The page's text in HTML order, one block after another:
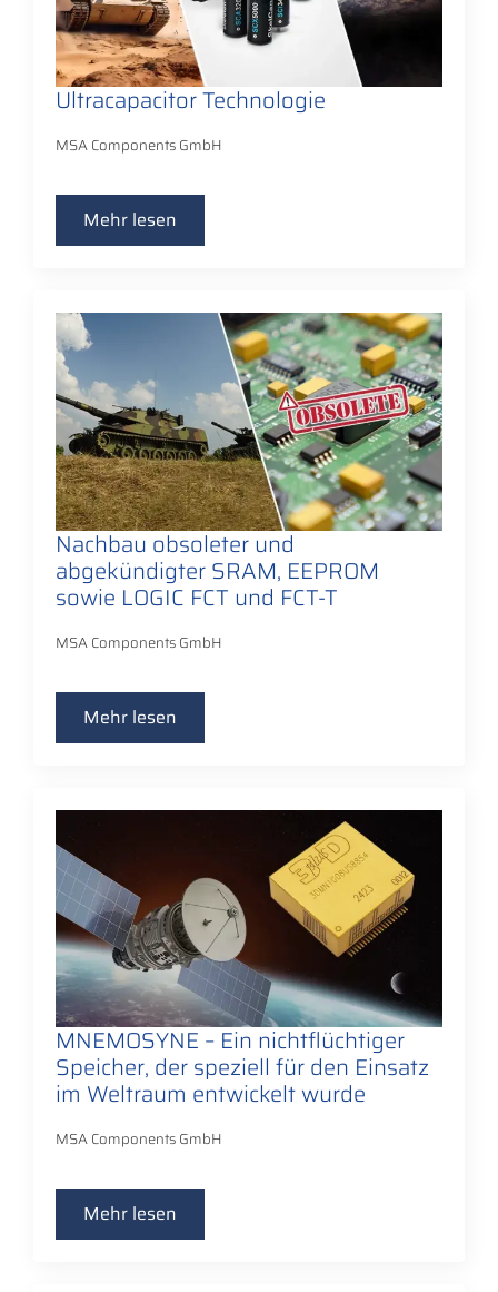
Ultracapacitor Technologie
MSA Components GmbH
Mehr lesen
Nachbau obsoleter und
abgekündigter SRAM, EEPROM
sowie LOGIC FCT und FCT-T
MSA Components GmbH
Mehr lesen
MNEMOSYNE – Ein nichtflüchtiger
Speicher, der speziell für den Einsatz
im Weltraum entwickelt wurde
MSA Components GmbH
Mehr lesen